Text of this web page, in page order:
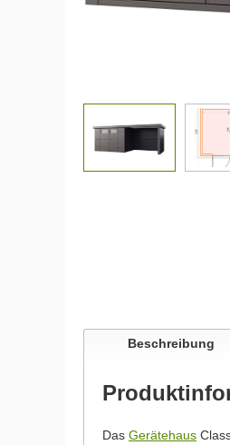
Beschreibung
Das Gerätehaus